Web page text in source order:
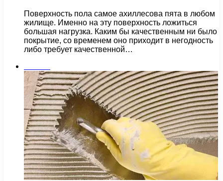
Поверхность пола самое ахиллесова пята в любом
жилище. Именно на эту поверхность ложиться
большая нагрузка. Каким бы качественным ни было
покрытие, со временем оно приходит в негодность
либо требует качественной…